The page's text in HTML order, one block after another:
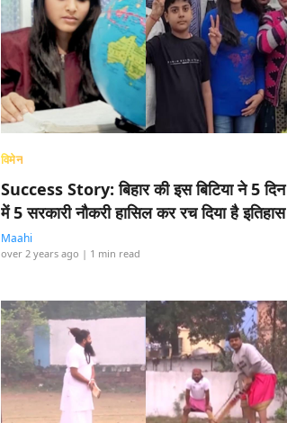
विमेन
Success Story: बिहार की इस बिटिया ने 5 दिन
में 5 सरकारी नौकरी हासिल कर रच दिया है इतिहास
Maahi
over 2 years ago | 1 min read